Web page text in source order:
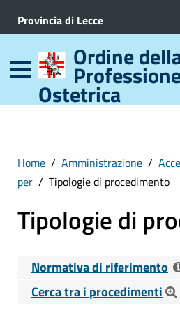
Provincia di Lecce
Ordine
Ostetrica
Home Amministrazione
per
Tipologie di procedimento
Tipologie di
Normativa di riferimento
Cerca tra i procedimenti